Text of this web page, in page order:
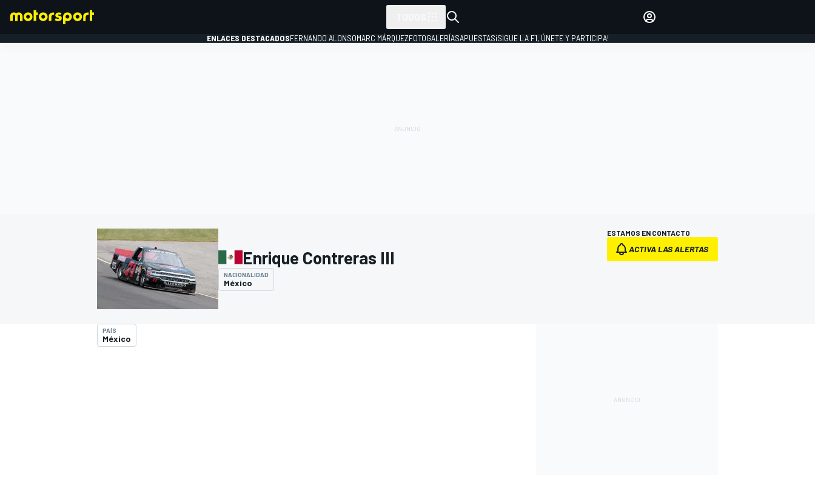
INDYCAR
ENLACES DESTACADOSFERNANDO ALONSOMARC MÁRQUEZFOTOGALERÍASAPUESTAS¡SIGUE LA F1, ÚNETE Y PARTICIPA!
Enrique Contreras III
NACIONALIDAD
México
ESTAMOS EN CONTACTO
ACTIVA LAS ALERTAS
PAÍS
México